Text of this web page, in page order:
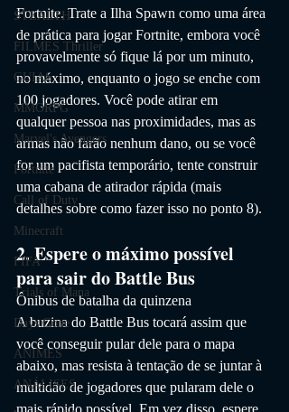
STEALTH
FILMES Thriller
GUIAS
MMORPG
Marvel's Avengers
Fortnite
Call of Duty
Minecraft
FIFA
Trials of Mana
Days Gone
ANIMES
ANÁLISES
Fortnite. Trate a Ilha Spawn como uma área
de prática para jogar Fortnite, embora você
provavelmente só fique lá por um minuto,
no máximo, enquanto o jogo se enche com
100 jogadores. Você pode atirar em
qualquer pessoa nas proximidades, mas as
armas não farão nenhum dano, ou se você
for um pacifista temporário, tente construir
uma cabana de atirador rápida (mais
detalhes sobre como fazer isso no ponto 8).
2. Espere o máximo possível
para sair do Battle Bus
Ônibus de batalha da quinzena
A buzina do Battle Bus tocará assim que
você conseguir pular dele para o mapa
abaixo, mas resista à tentação de se juntar à
multidão de jogadores que pularam dele o
mais rápido possível. Em vez disso, espere